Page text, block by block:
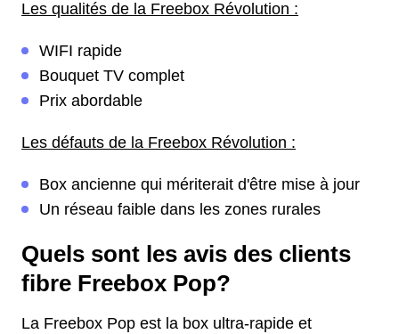
Les qualités de la Freebox Révolution :
WIFI rapide
Bouquet TV complet
Prix abordable
Les défauts de la Freebox Révolution :
Box ancienne qui mériterait d'être mise à jour
Un réseau faible dans les zones rurales
Quels sont les avis des clients
fibre Freebox Pop?
La Freebox Pop est la box ultra-rapide et